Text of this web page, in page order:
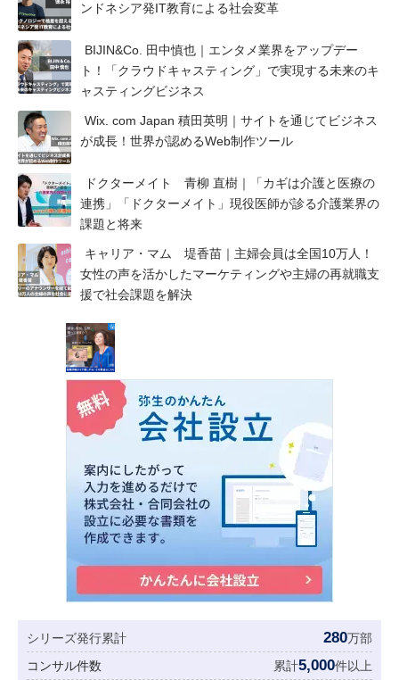
ンドネシア発IT教育による社会変革
BIJIN&Co. 田中慎也｜エンタメ業界をアップデー
ト！「クラウドキャスティング」で実現する未来のキ
ャスティングビジネス
Wix. com Japan 積田英明｜サイトを通じてビジネス
が成長！世界が認めるWeb制作ツール
ドクターメイト 青柳 直樹｜「カギは介護と医療の
連携」「ドクターメイト」現役医師が診る介護業界の
課題と将来
キャリア・マム 堤香苗｜主婦会員は全国10万人！
女性の声を活かしたマーケティングや主婦の再就職支
援で社会課題を解決
シリーズ発行累計 280万部
コンサル件数
累計5,000件以上